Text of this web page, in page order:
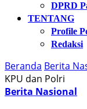
DPRD
TENTANG
Profile
Redaksi
Beranda Berita
KPU dan Polri
Berita Nasional